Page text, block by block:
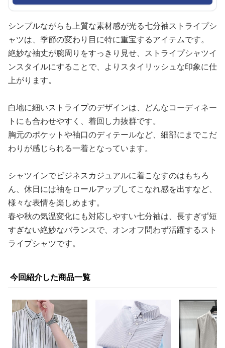
シンプルながらも上質な素材感が光る七分袖ストライプシ
ャツは、季節の変わり目に特に重宝するアイテムです。
絶妙な袖丈が腕周りをすっきり見せ、ストライプシャツイ
ンスタイルにすることで、よりスタイリッシュな印象に仕
上がります。
白地に細いストライプのデザインは、どんなコーディネー
トにも合わせやすく、着回し力抜群です。
胸元のポケットや袖口のディテールなど、細部にまでこだ
わりが感じられる一着となっています。
シャツインでビジネスカジュアルに着こなすのはもちろ
ん、休日には袖をロールアップしてこなれ感を出すなど、
様々な表情を楽しめます。
春や秋の気温変化にも対応しやすい七分袖は、長すぎず短
すぎない絶妙なバランスで、オンオフ問わず活躍するスト
ライプシャツです。
今回紹介した商品一覧